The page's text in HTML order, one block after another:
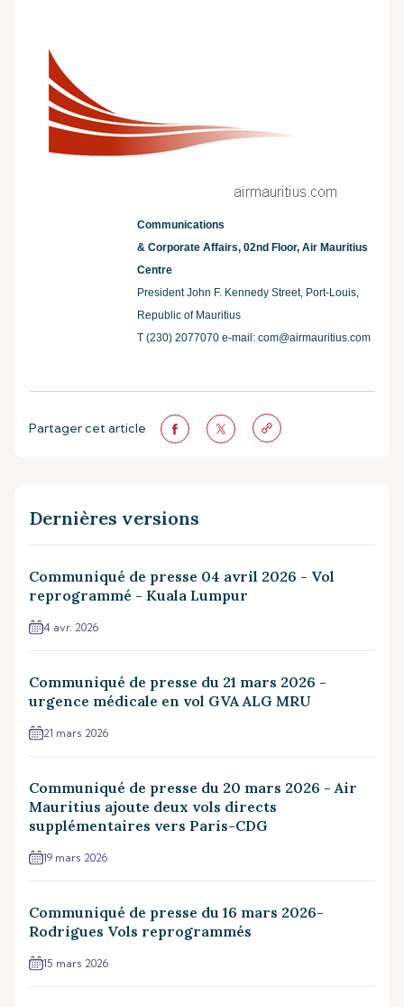
Communications
& Corporate Affairs, 02nd Floor, Air Mauritius
Centre
President John F. Kennedy Street, Port-Louis,
Republic of Mauritius
T (230) 2077070 e-mail: com@airmauritius.com
Partager cet article
Dernières versions
Communiqué de presse 04 avril 2026 - Vol
reprogrammé - Kuala Lumpur
4 avr. 2026
Communiqué de presse du 21 mars 2026 -
urgence médicale en vol GVA ALG MRU
21 mars 2026
Communiqué de presse du 20 mars 2026 - Air
Mauritius ajoute deux vols directs
supplémentaires vers Paris-CDG
19 mars 2026
Communiqué de presse du 16 mars 2026-
Rodrigues Vols reprogrammés
15 mars 2026